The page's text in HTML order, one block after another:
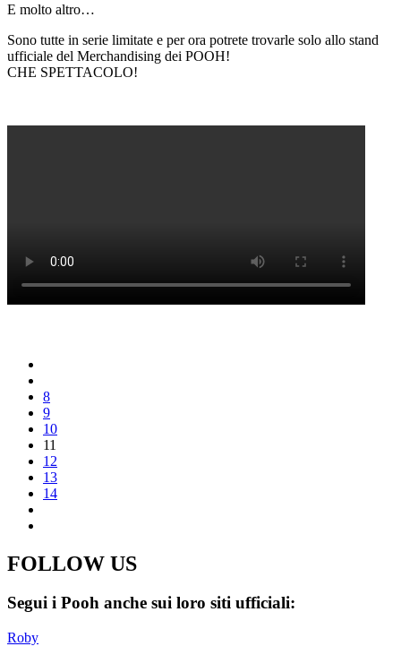
E molto altro…
Sono tutte in serie limitate e per ora potrete trovarle solo allo stand
ufficiale del Merchandising dei POOH!
CHE SPETTACOLO!
8
9
10
11
12
13
14
FOLLOW US
Segui i Pooh anche sui loro siti ufficiali:
Roby